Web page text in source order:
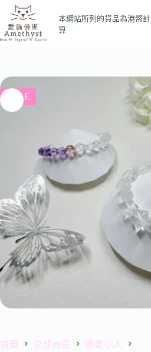
本網站所列的貨品為港幣計
算
SALE
首頁 全部商品
遠離小人